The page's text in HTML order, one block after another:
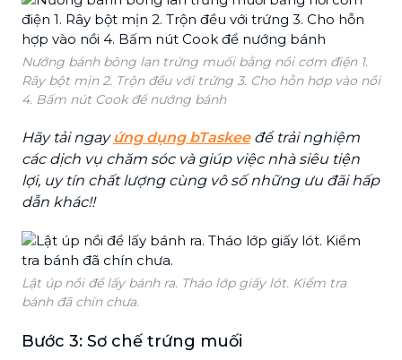
Nướng bánh bông lan trứng muối bằng nồi cơm điện 1.
Rây bột mịn 2. Trộn đều với trứng 3. Cho hỗn hợp vào nồi
4. Bấm nút Cook để nướng bánh
Hãy tải ngay ứng dụng bTaskeeđể trải nghiệm
các dịch vụ chăm sóc và giúp việc nhà siêu tiện
lợi, uy tín chất lượng cùng vô số những ưu đãi hấp
dẫn khác!!
Lật úp nồi để lấy bánh ra. Tháo lớp giấy lót. Kiểm tra
bánh đã chín chưa.
Bước 3: Sơ chế trứng muối